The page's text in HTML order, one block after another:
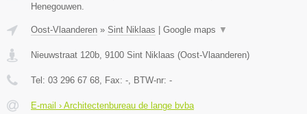
Henegouwen.
Oost-Vlaanderen » Sint Niklaas Google maps ▼
Nieuwstraat 120b 9100 Sint Niklaas (Oost-Vlaanderen)
Tel: 03 296 67 68 , Fax: - , BTW-nr: -
E-mail › Architectenbureau de lange bvba